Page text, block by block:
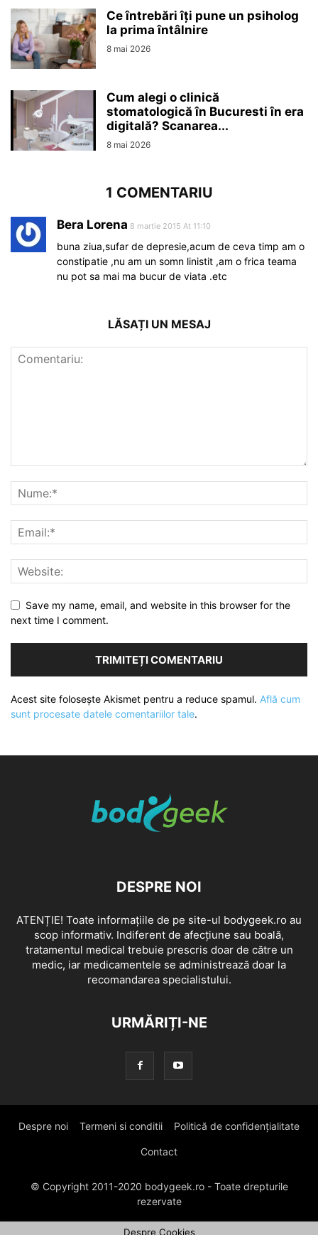
Ce întrebări îți pune un psiholog
la prima întâlnire
8 mai 2026
Cum alegi o clinică
stomatologică în Bucuresti în era
digitală? Scanarea...
8 mai 2026
1 COMENTARIU
Bera Lorena 8 martie 2015 At 11:10
buna ziua,sufar de depresie,acum de ceva timp am o
constipatie ,nu am un somn linistit ,am o frica teama
nu pot sa mai ma bucur de viata .etc
LĂSAȚI UN MESAJ
Save my name, email, and website in this browser for the
next time I comment.
Acest site folosește Akismet pentru a reduce spamul. Află cum
sunt procesate datele comentariilor tale.
DESPRE NOI
ATENȚIE! Toate informațiile de pe site-ul bodygeek.ro au
scop informativ. Indiferent de afecțiune sau boală,
tratamentul medical trebuie prescris doar de către un
medic, iar medicamentele se administrează doar la
recomandarea specialistului.
URMĂRIȚI-NE
Despre noi Termeni si conditii Politică de confidențialitate
Contact
© Copyright 2011-2020 bodygeek.ro - Toate drepturile
rezervate
Despre Cookies